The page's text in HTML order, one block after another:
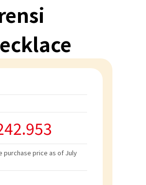
purchase price as of July